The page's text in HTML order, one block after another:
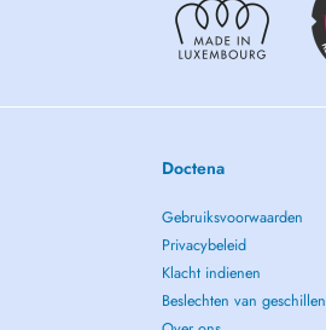
Doctena
Gebruiksvoorwaarden
Privacybeleid
Klacht indienen
Beslechten van geschillen